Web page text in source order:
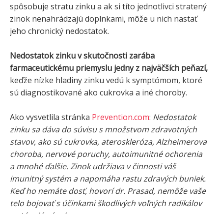
spôsobuje stratu zinku a ak si títo jednotlivci stratený
zinok nenahrádzajú doplnkami, môže u nich nastať
jeho chronický nedostatok.
Nedostatok zinkuv skutočnosti zarába
farmaceutickému priemyslu jedny z najväčších peňazí,
keďže nízke hladiny zinku vedú k symptómom, ktoré
sú diagnostikované ako cukrovka a iné choroby.
Ako vysvetlila stránka Prevention.com: Nedostatok
zinku sa dáva do súvisu s množstvom zdravotných
stavov, ako sú cukrovka, ateroskleróza, Alzheimerova
choroba, nervové poruchy, autoimunitné ochorenia
a mnohé ďalšie.Zinok udržiava v činnosti váš
imunitný systém a napomáha rastu zdravých buniek.
Keď ho nemáte dosť, hovorí dr. Prasad, nemôže vaše
telo bojovať s účinkami škodlivých voľných radikálov